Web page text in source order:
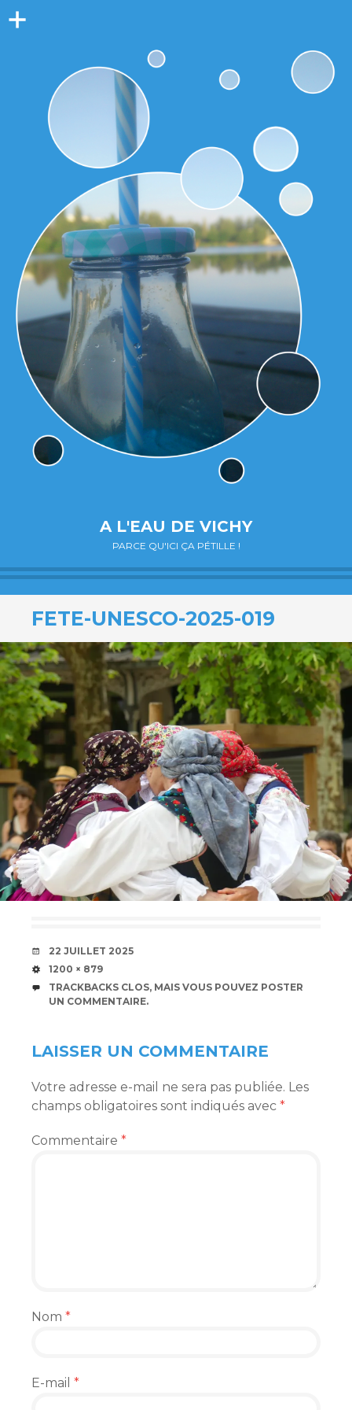
A L'EAU DE VICHY
PARCE QU'ICI ÇA PÉTILLE !
FETE-UNESCO-2025-019
DATE
22 JUILLET 2025
TAILLE
1200 × 879
TRACKBACKS CLOS, MAIS VOUS POUVEZ POSTER
UN COMMENTAIRE.
LAISSER UN COMMENTAIRE
Votre adresse e-mail ne sera pas publiée. Les
champs obligatoires sont indiqués avec *
Commentaire *
Nom *
E-mail *